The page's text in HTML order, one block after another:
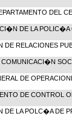
DEL
DE LA
DE RELACIONES
DE
DE CONTROL
DE LA POLC�A DE